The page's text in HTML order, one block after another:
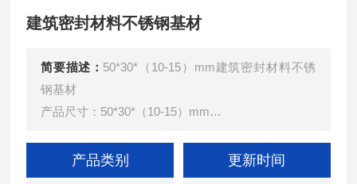
建筑密封材料不锈钢基材
简要描述： 50*30*（10-15）mm建筑密封材料不锈
钢基材
产品尺寸：50*30*（10-15）mm
瑞中亚试验仪器
产品类别 更新时间